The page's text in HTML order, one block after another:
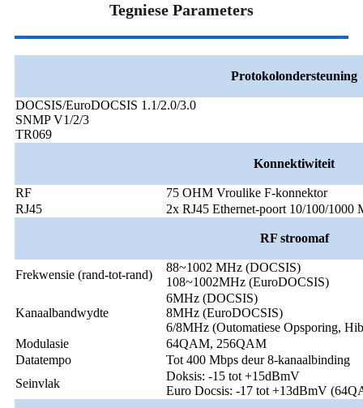
Tegniese Parameters
Protokolondersteuning
DOCSIS/EuroDOCSIS 1.1/2.0/3.0
SNMP V1/2/3
TR069
Konnektiwiteit
RF
75 OHM Vroulike F-konnektor
RJ45
2x RJ45 Ethernet-poort 10/100/1000
RF stroomaf
Frekwensie (rand-tot-rand)
88~1002 MHz (DOCSIS)
108~1002MHz (EuroDOCSIS)
Kanaalbandwydte
6MHz (DOCSIS)
8MHz (EuroDOCSIS)
6/8MHz (Outomatiese Opsporing,
Modulasie
64QAM, 256QAM
Datatempo
Tot 400 Mbps deur 8-kanaalbinding
Seinvlak
Doksis: -15 tot +15dBmV
Euro Docsis: -17 tot +13dBmV